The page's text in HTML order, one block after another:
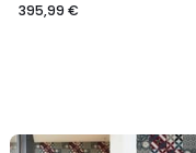
395,99 €